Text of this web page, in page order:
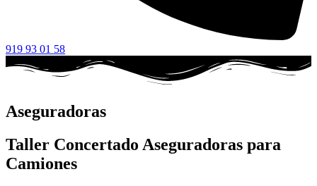
919 93 01 58
Aseguradoras
Taller Concertado Aseguradoras para
Camiones